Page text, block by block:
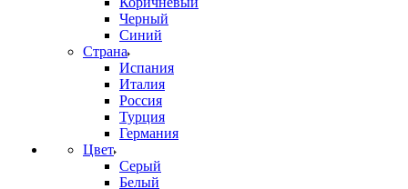
Черный
Синий
Страна
Испания
Италия
Россия
Турция
Германия
Цвет
Серый
Белый